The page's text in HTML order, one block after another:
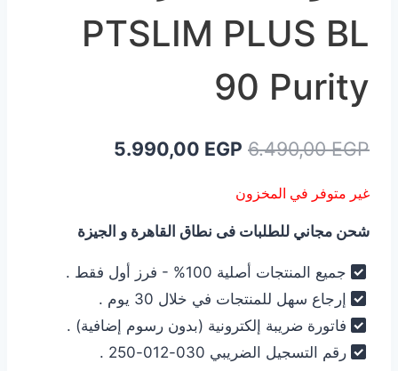
PTSLIM PLUS BL
90 Purity
6.490,00EGP
السعر
هو:
6.490,00 EGP.
5.990,00 EGP
5.990,00 EGP.
غير متوفر في المخزون
شحن مجاني للطلبات فى نطاق القاهرة و الجيزة
جميع المنتجات أصلية 100% - فرز أول فقط .
إرجاع سهل للمنتجات في خلال 30 يوم .
فاتورة ضريبة إلكترونية (بدون رسوم إضافية) .
رقم التسجيل الضريبي 030-012-250 .